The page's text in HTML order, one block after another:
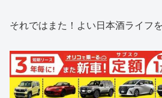
それではまた！よい日本酒ライフ